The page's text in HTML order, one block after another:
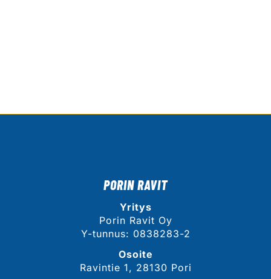
PORIN RAVIT
Yritys
Porin Ravit Oy
Y-tunnus: 0838283-2
Osoite
Ravintie 1, 28130 Pori